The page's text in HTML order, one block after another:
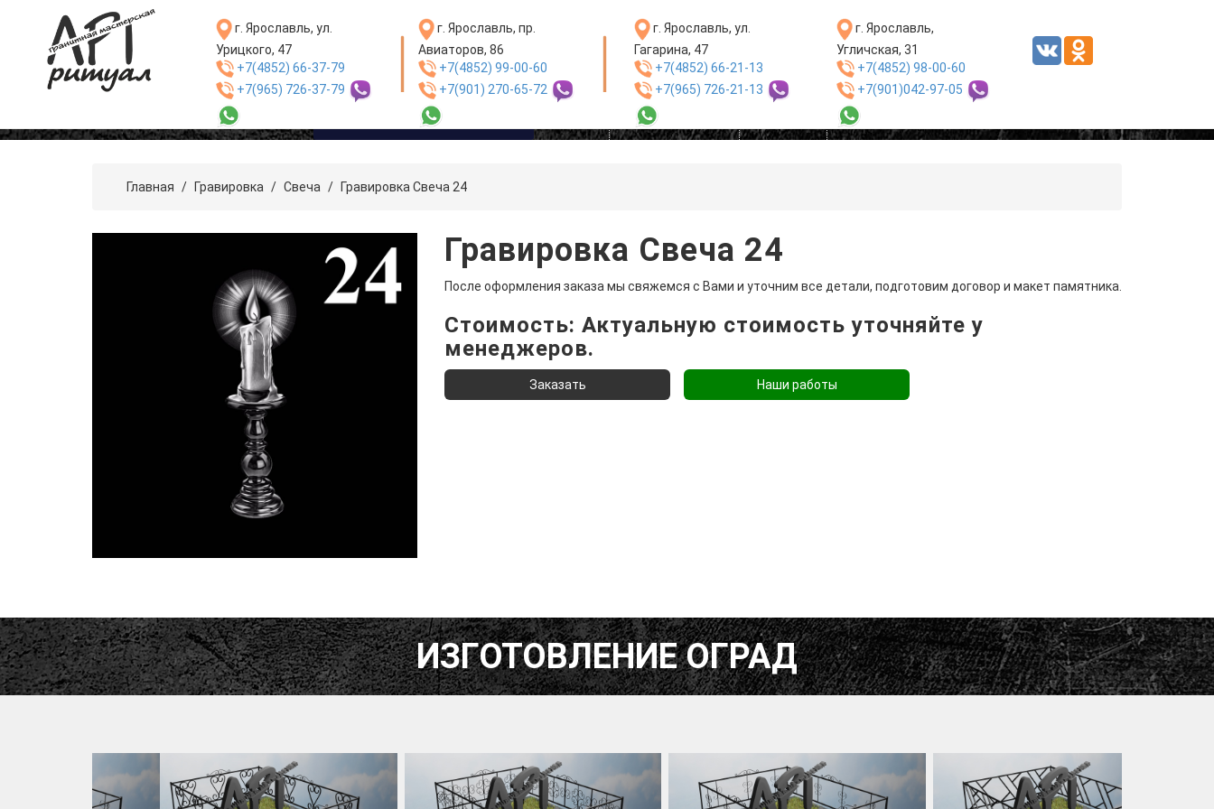
г. Ярославль, ул.
Урицкого, 47
+7(4852) 66-37-79
+7(965) 726-37-79
г. Ярославль, пр.
Авиаторов, 86
+7(4852) 99-00-60
+7(901) 270-65-72
г. Ярославль, ул.
Гагарина, 47
+7(4852) 66-21-13
+7(965) 726-21-13
г. Ярославль,
Угличская, 31
+7(4852) 98-00-60
+7(901)042-97-05
Каталог продукции и услуг Сотрудничество
Главная / Гравировка / Свеча / Гравировка Свеча 24
Гравировка Свеча 24
После оформления заказа мы свяжемся с Вами и уточним все детали, подготовим договор и макет памятника.
Стоимость: Актуальную стоимость уточняйте у
менеджеров.
Наши работы
ИЗГОТОВЛЕНИЕ ОГРАД